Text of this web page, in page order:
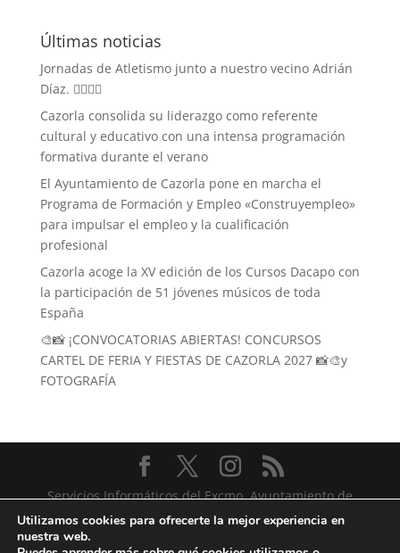
Últimas noticias
Jornadas de Atletismo junto a nuestro vecino Adrián
Díaz. 🏃‍♀️🏃‍♂️
Cazorla consolida su liderazgo como referente
cultural y educativo con una intensa programación
formativa durante el verano
El Ayuntamiento de Cazorla pone en marcha el
Programa de Formación y Empleo «Construyempleo»
para impulsar el empleo y la cualificación
profesional
Cazorla acoge la XV edición de los Cursos Dacapo con
la participación de 51 jóvenes músicos de toda
España
🎨📸 ¡CONVOCATORIAS ABIERTAS! CONCURSOS
CARTEL DE FERIA Y FIESTAS DE CAZORLA 2027 📸🎨y
FOTOGRAFÍA
Servicios Informáticos del Excmo. Ayuntamiento de
Cazorla
Utilizamos cookies para ofrecerte la mejor experiencia en
nuestra web.